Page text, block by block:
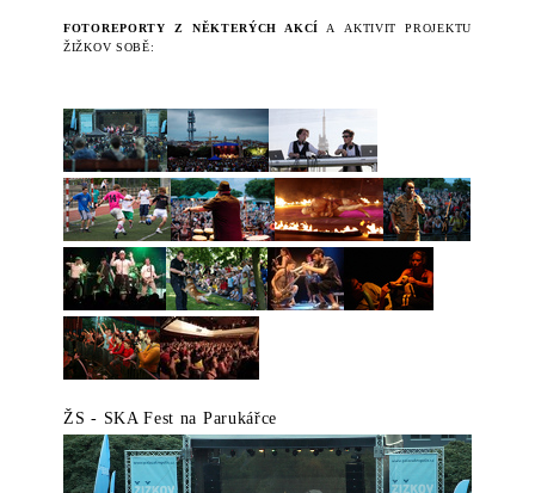
FOTOREPORTY Z NĚKTERÝCH AKCÍ
A AKTIVIT PROJEKTU
ŽIŽKOV SOBĚ:
ŽS - SKA Fest na Parukářce